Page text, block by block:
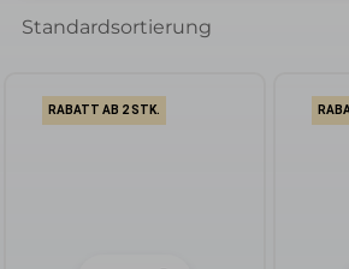
RABATT AB 2 STK.